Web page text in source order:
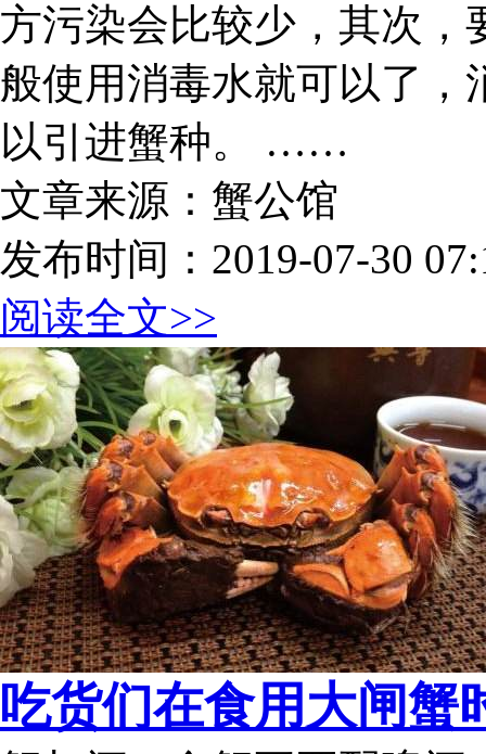
方污染会比较少，其次，
般使用消毒水就可以了，
以引进蟹种。 ……
文章来源：蟹公馆
发布时间：2019-07-30
阅读全文>>
吃货们在食用大闸蟹